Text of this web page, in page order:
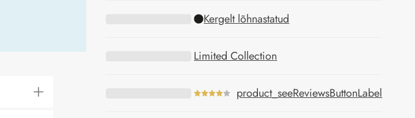
Kergelt lõhnastatud
Limited Collection
product_seeReviewsButtonLabel